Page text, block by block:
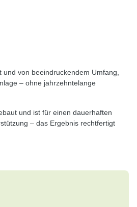
von beeindruckendem Umfang,
– ohne jahrzehntelange
und ist für einen dauerhaften
– das Ergebnis rechtfertigt